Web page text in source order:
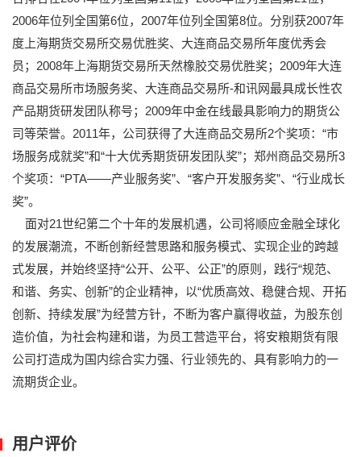
2006年位列全国第6位，2007年位列全国第8位。分别获2007年
度上海期货交易所交易优胜奖、大连商品交易所年度优秀会
员；2008年上海期货交易所天然橡胶交易优胜奖；2009年大连
商品交易所市场服务奖、大连商品交易所-和讯网最具成长性农
产品期货研发团队称号；2009年中金在线最具影响力的期货公
司等荣誉。2011年，公司获得了大连商品交易所2个奖项：“市
场服务成就奖”和“十大优秀期货研发团队奖”；郑州商品交易所3
个奖项：“PTA——产业服务奖”、“客户开发服务奖”、“行业成长
奖”。
面对21世纪第二个十年的发展机遇，公司将顺应金融全球化
的发展潮流，不断创新经营思路和服务模式、实现企业的跨越
式发展，并始终坚持“公开、公平、公正”的原则，践行“规范、
和谐、务实、创新”的企业精神，以“优质高效、稳健合规、开拓
创新、持续发展”为经营方针，不断为客户赢得收益，为股东创
造价值，为社会构建和谐，为员工营造平台，将安粮期货有限
公司打造成为国内综合实力强、行业领先的、具有影响力的一
流期货企业。
用户评价